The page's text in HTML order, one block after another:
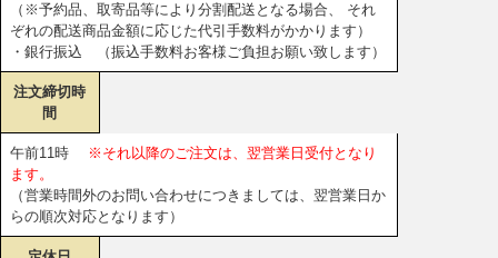
（※予約品、取寄品等により分割配送となる場合、 それ
ぞれの配送商品金額に応じた代引手数料がかかります）
・銀行振込 （振込手数料お客様ご負担お願い致します）
注文締切時
間
午前11時
※それ以降のご注文は、翌営業日受付となり
ます。
（営業時間外のお問い合わせにつきましては、翌営業日か
らの順次対応となります）